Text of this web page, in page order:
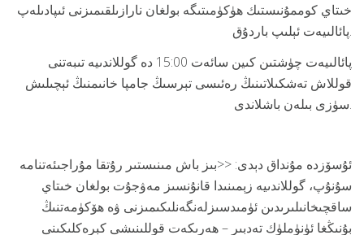
خىتاي كوممۇنىستىك ھۈكۈمىتىگە بولغان نارازىلقىمىزنى ئىپادىلەپ
پائالىيەت ئېلىپ باردۇق.
پائالىيەت چۈشتىن كىين سائەت 15:00 دە گوللاندىيە تىبەتنى
قوللاش تەشكىلاتىنىڭ رەئىسى تېرسىڭ جامپا خانىمنىڭ ئېچىلىش
سۈزى بىلەن باشلاندى.
ئۇسۆزدە مۇنداق دېدى: <<بىز باش مىنىستىر رۇتقا مۇراجىئەتنامە
سۇنۇپ، گوللاندىيە زېمىنىدا قانۇنسىز مەۋجۇت بولغان خىتاي
ساقچىخانىلىرىدىن ئۈمىدسىزلەنگەنلىكىمىزنى ۋە ھۆكۈمەتنىڭ
بۇنىڭغا ئۈنۈملۈك تەدبىر – ھەرىكەت قوللىنىشى كېرەكلىكىنى